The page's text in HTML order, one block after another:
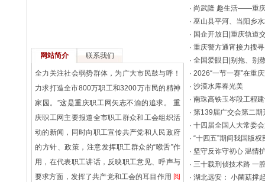
网站简介 联系我们
全力关注社会弱势群体，为广大市民鼓与呼！
力求打造全市800万职工和3200万市民的精神
家园。”这是重庆职工网矢志不渝的追求。 重
庆职工网主要报道全市职工群众和工会组织活
动的新闻，同时向职工宣传共产党和人民政府
的方针、政策，注意发挥职工群众的“喉舌”作
用，在代表职工讲话，反映职工意见、呼声与
要求方面，发挥了共产党和工会的耳目作用 阅
· 尚武隆 趣生活——重
· 巫山县平河、当阳乡
· 国企开放日|重庆轨道
· 重庆警方通宵接力搜
· 全国爱眼日|别拖、别
· 2026“一节一赛”在重
· 沙漠水库春光美
· 南珠高铁玉岑段工程
· 第139届广交会第二期
· 十四届全国人大常委
· “十四五”期间我国版
· 坚守反诈守初心 温情
· 三十载刑侦技术路 一
· 湖北远安： 小菌菇撑